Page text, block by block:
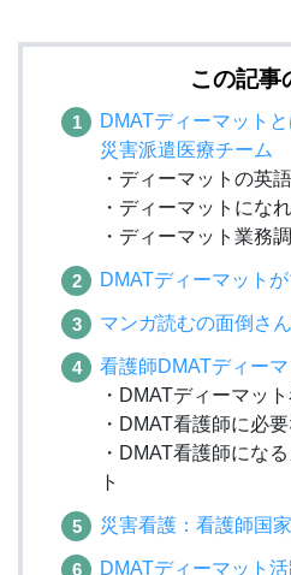
この記事
DMATディーマットと
災害派遣医療チーム
・ディーマットの英語
・ディーマットにな
・ディーマット業務
DMATディーマット
マンガ読むの面倒さ
看護師DMATディー
・DMATディーマッ
・DMAT看護師に必
・DMAT看護師にな
ト
災害看護：看護師国
DMATディーマット